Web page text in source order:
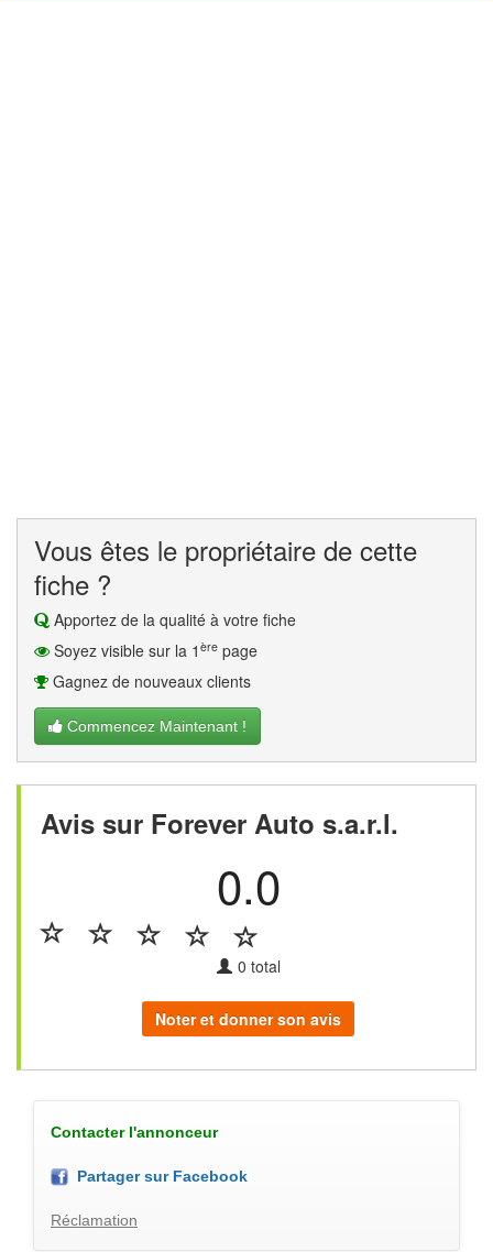
Vous êtes le propriétaire de cette
fiche ?
Apportez de la qualité à votre fiche
Soyez visible sur la 1 ère page
Gagnez de nouveaux clients
Commencez Maintenant !
Avis sur Forever Auto s.a.r.l.
0.0
0 total
Noter et donner son avis
Contacter l'annonceur
Partager sur Facebook
Réclamation